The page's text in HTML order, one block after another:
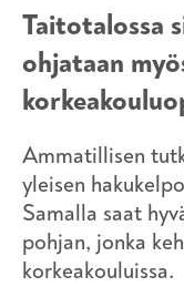
Taitotalossa
ohjataan
Ammatillisen
yleisen
Samalla saat
pohjan, jonka
korkeakouluissa.